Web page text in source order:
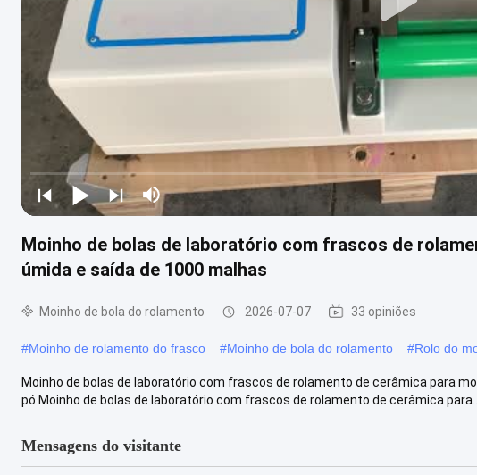
Moinho de bolas de laboratório com frascos de
úmida e saída de 1000 malhas
Moinho de bola do rolamento 2026-07-07 33 opiniões
#Moinho de rolamento do frasco #Moinho de bola do rolamento #Rolo do
Moinho de bolas de laboratório com frascos de rolamento de cerâmica para
pó Moinho de bolas de laboratório com frascos de rolamento de cerâmica para...
Mensagens do visitante